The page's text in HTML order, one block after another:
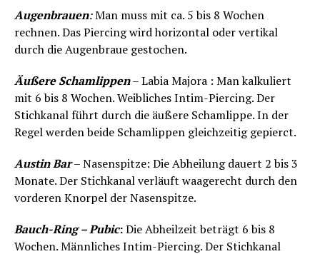
Augenbrauen:Man muss mit ca. 5 bis 8 Wochen
rechnen. Das Piercing wird horizontal oder vertikal
durch die Augenbraue gestochen.
Äußere Schamlippen– Labia Majora : Man kalkuliert
mit 6 bis 8 Wochen. Weibliches Intim-Piercing. Der
Stichkanal führt durch die äußere Schamlippe. In der
Regel werden beide Schamlippen gleichzeitig gepierct.
Austin Bar– Nasenspitze: Die Abheilung dauert 2 bis 3
Monate. Der Stichkanal verläuft waagerecht durch den
vorderen Knorpel der Nasenspitze.
Bauch-Ring – Pubic:Die Abheilzeit beträgt 6 bis 8
Wochen. Männliches Intim-Piercing. Der Stichkanal